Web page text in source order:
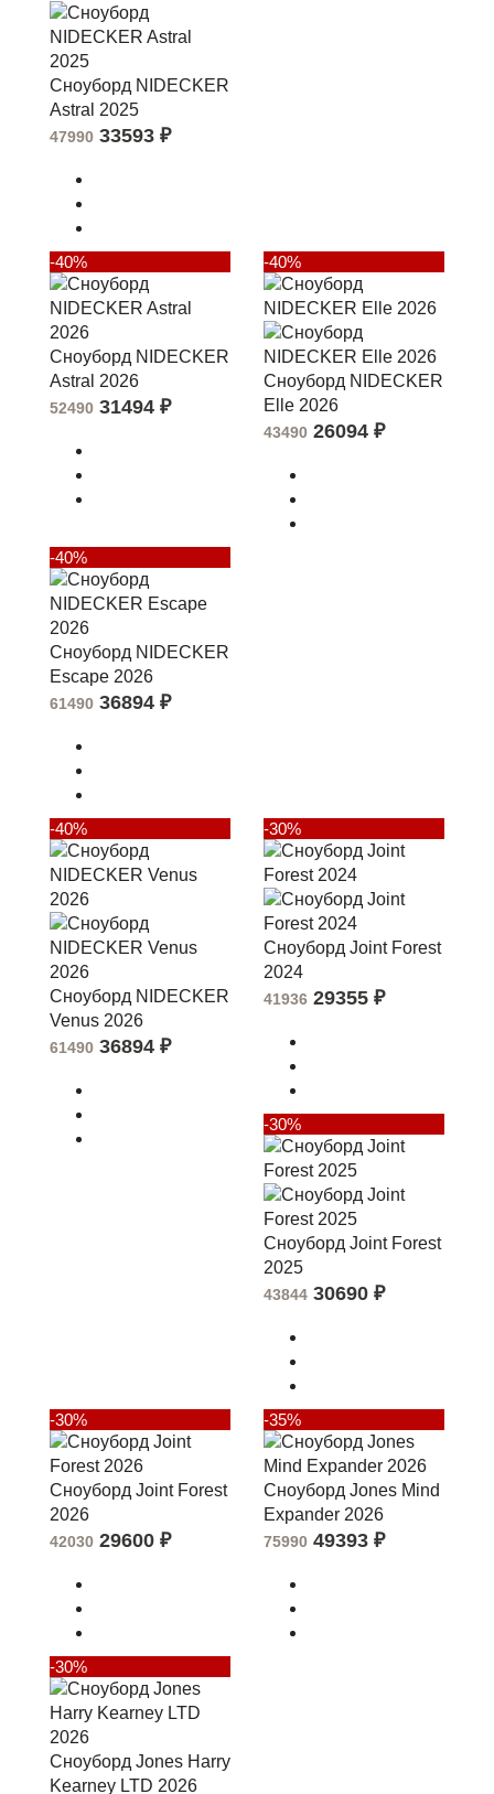
Сноуборд NIDECKER
Astral 2025
47990 33593 ₽
-40%
Сноуборд NIDECKER
Astral 2026
52490 31494 ₽
-40%
Сноуборд NIDECKER
Elle 2026
43490 26094 ₽
-40%
Сноуборд NIDECKER
Escape 2026
61490 36894 ₽
-40%
Сноуборд NIDECKER
Venus 2026
61490 36894 ₽
-30%
Сноуборд Joint Forest
2024
41936 29355 ₽
-30%
Сноуборд Joint Forest
2025
43844 30690 ₽
-30%
Сноуборд Joint Forest
2026
42030 29600 ₽
-35%
Сноуборд Jones Mind
Expander 2026
75990 49393 ₽
-30%
Сноуборд Jones Harry
Kearney LTD 2026